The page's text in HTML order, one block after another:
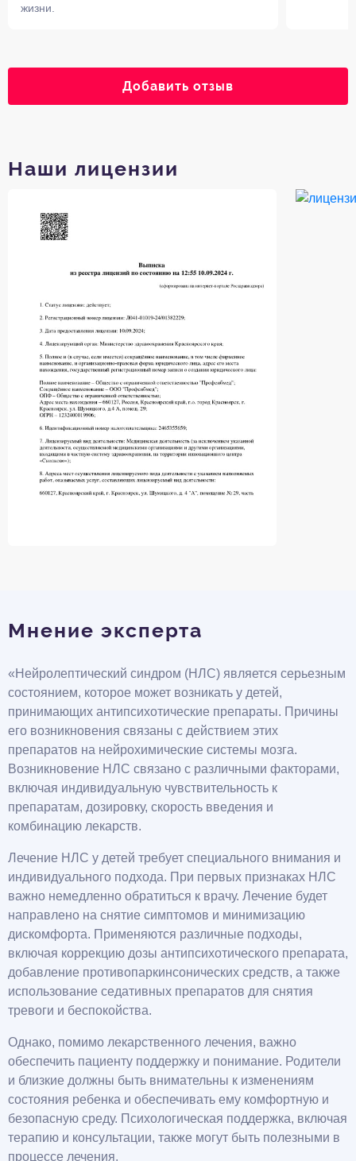
жизни.
Добавить отзыв
Наши лицензии
Мнение эксперта
«Нейролептический синдром (НЛС) является серьезным
состоянием, которое может возникать у детей,
принимающих антипсихотические препараты. Причины
его возникновения связаны с действием этих
препаратов на нейрохимические системы мозга.
Возникновение НЛС связано с различными факторами,
включая индивидуальную чувствительность к
препаратам, дозировку, скорость введения и
комбинацию лекарств.
Лечение НЛС у детей требует специального внимания и
индивидуального подхода. При первых признаках НЛС
важно немедленно обратиться к врачу. Лечение будет
направлено на снятие симптомов и минимизацию
дискомфорта. Применяются различные подходы,
включая коррекцию дозы антипсихотического препарата,
добавление противопаркинсонических средств, а также
использование седативных препаратов для снятия
тревоги и беспокойства.
Однако, помимо лекарственного лечения, важно
обеспечить пациенту поддержку и понимание. Родители
и близкие должны быть внимательны к изменениям
состояния ребенка и обеспечивать ему комфортную и
безопасную среду. Психологическая поддержка, включая
терапию и консультации, также могут быть полезными в
процессе лечения.